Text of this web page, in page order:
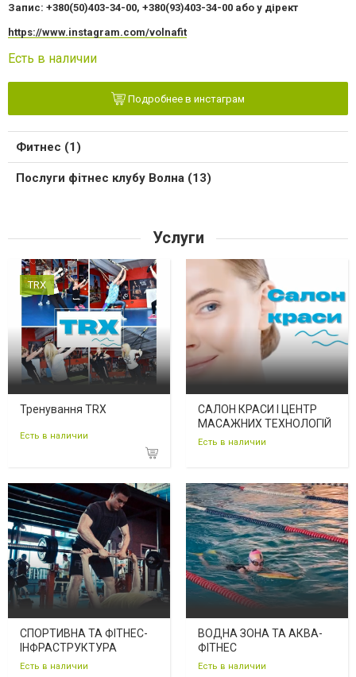
Запис: +380(50)403-34-00, +380(93)403-34-00 або у дірект
https://www.instagram.com/volnafit
Есть в наличии
Подробнее в инстаграм
Фитнес (1)
Послуги фітнес клубу Волна (13)
Услуги
TRX
Тренування TRX
Есть в наличии
САЛОН КРАСИ І ЦЕНТР
МАСАЖНИХ ТЕХНОЛОГІЙ
Есть в наличии
СПОРТИВНА ТА ФІТНЕС-
ІНФРАСТРУКТУРА
Есть в наличии
ВОДНА ЗОНА ТА АКВА-
ФІТНЕС
Есть в наличии